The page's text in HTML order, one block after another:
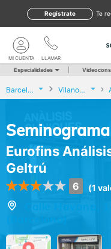
te
Regístrate
LLAMAR
MI CUENTA
Especialidades
Barcelona Vilanova i la Geltrú
Eurofins
Geltrú
6 (1